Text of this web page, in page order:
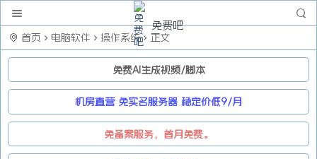
免费吧
首页 电脑软件 操作系统 正文
免费AI生成视频/脚本
机房直营 免实名服务器 稳定价低9/月
免备案服务，首月免费。